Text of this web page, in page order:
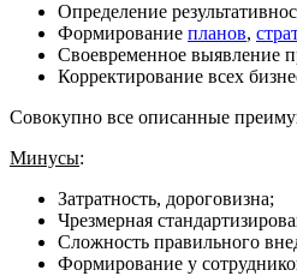
Определение
Формирование планов,
Своевременное выявление
Корректирование всех
Совокупно все описанные
Минусы:
Затратность, дороговизна;
Чрезмерная
Сложность правильного
Формирование у